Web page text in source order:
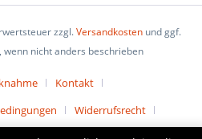
zzgl.Versandkosten und ggf.
nicht anders beschrieben
Kontakt
Widerrufsrecht